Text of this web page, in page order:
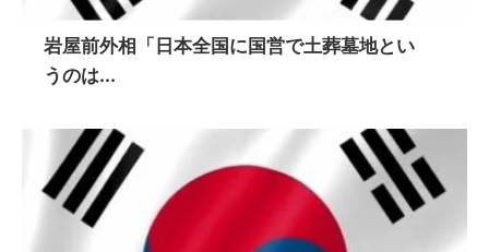
岩屋前外相「日本全国に国営で土葬墓地とい
うのは...